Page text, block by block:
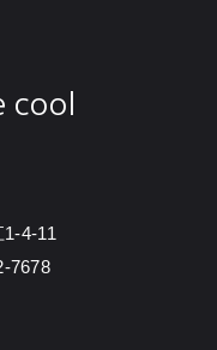
cool
4-11
7678